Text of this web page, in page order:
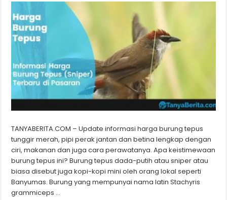
TANYABERITA.COM – Update informasi harga burung tepus
tunggir merah, pipi perak jantan dan betina lengkap dengan
ciri, makanan dan juga cara perawatanya. Apa keistimewaan
burung tepus ini? Burung tepus dada-putih atau sniper atau
biasa disebut juga kopi-kopi mini oleh orang lokal seperti
Banyumas. Burung yang mempunyai nama latin Stachyris
grammiceps …